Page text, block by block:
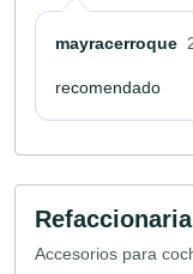
mayracerroque
recomendado
Accesorios para